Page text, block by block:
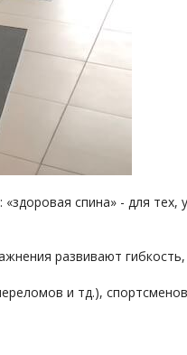
спина» - для тех,
развивают
и тд.),